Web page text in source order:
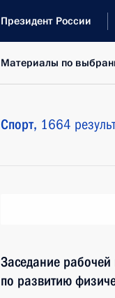
Президент России
Материалы по
Спорт, 1664
Заседание рабочей
по развитию